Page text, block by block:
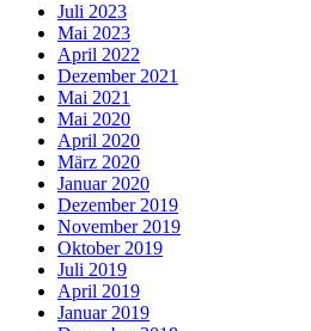
Juli 2023
Mai 2023
April 2022
Dezember 2021
Mai 2021
Mai 2020
April 2020
März 2020
Januar 2020
Dezember 2019
November 2019
Oktober 2019
Juli 2019
April 2019
Januar 2019